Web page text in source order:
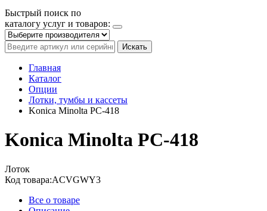
Быстрый поиск по
каталогу услуг и товаров:
Искать
Главная
Каталог
Опции
Лотки, тумбы и кассеты
Konica Minolta PC-418
Konica Minolta PC-418
Лоток
Код товара:ACVGWY3
Все о товаре